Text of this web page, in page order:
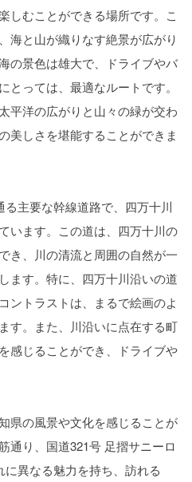
しむことができる場所です。こ
海と山が織りなす絶景が広がり
の景色は雄大で、ドライブやバ
っては、最適なルートです。
平洋の広がりと山々の緑が交わ
美しさを堪能することができま
主要な幹線道路で、四万十川
います。この道は、四万十川の
き、川の清流と周囲の自然が一
ます。特に、四万十川沿いの道
ントラストは、まるで絵画のよ
す。また、川沿いに点在する町
感じることができ、ドライブや
県の風景や文化を感じることが
通り、国道321号 足摺サニーロ
異なる魅力を持ち、訪れる